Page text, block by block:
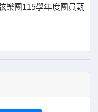
樂團115學年度團員甄